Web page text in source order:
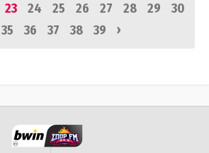
23 24 25 26 27 28 29
30
35 36 37 38 39 ›